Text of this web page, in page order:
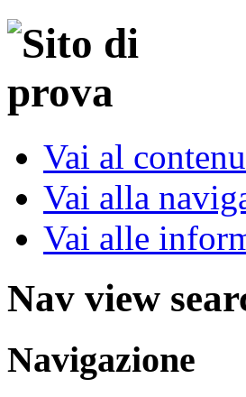
Vai al
Vai alla
Vai alle
Nav view
Navigazione